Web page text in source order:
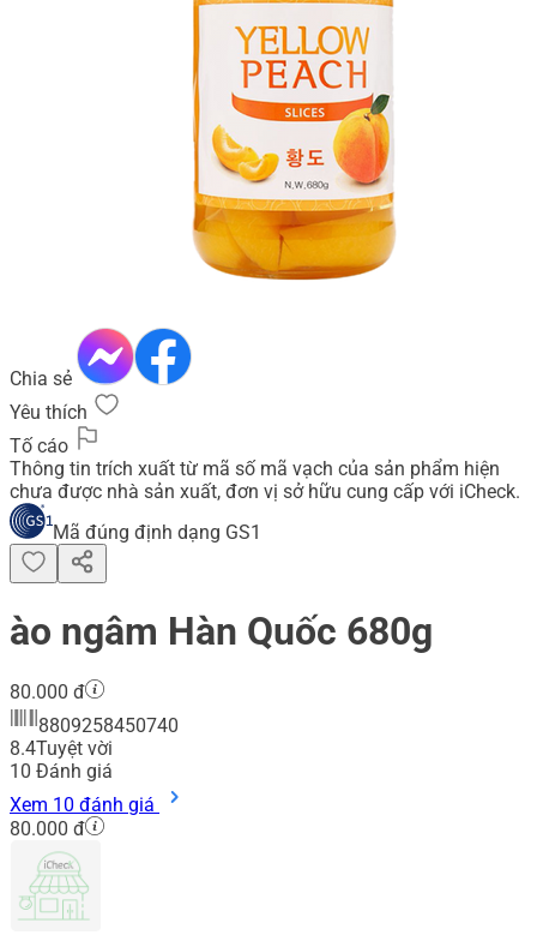
Chia sẻ
Yêu thích
Tố cáo
Thông tin trích xuất từ mã số mã vạch của sản phẩm hiện
chưa được nhà sản xuất, đơn vị sở hữu cung cấp với iCheck.
Mã đúng định dạng GS1
ào ngâm Hàn Quốc 680g
80.000 đ
8809258450740
8.4Tuyệt vời
10 Đánh giá
Xem 10 đánh giá
80.000 đ